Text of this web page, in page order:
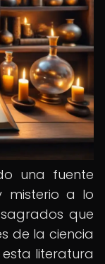
una fuente
misterio a lo
que
de la ciencia
esta literatura